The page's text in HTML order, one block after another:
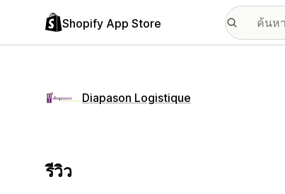
Shopify App Store
Diapason Logistique
รีวิว